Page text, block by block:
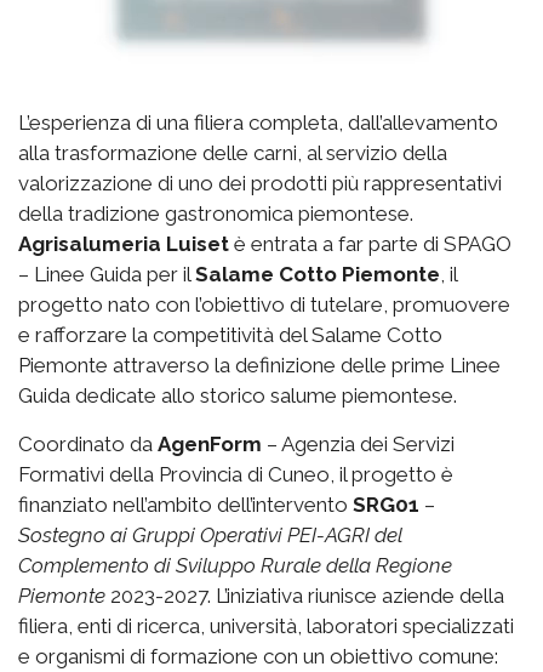
L’esperienza di una filiera completa, dall’allevamento
alla trasformazione delle carni, al servizio della
valorizzazione di uno dei prodotti più rappresentativi
della tradizione gastronomica piemontese.
Agrisalumeria Luiset è entrata a far parte di SPAGO
– Linee Guida per il Salame Cotto Piemonte , il
progetto nato con l’obiettivo di tutelare, promuovere
e rafforzare la competitività del Salame Cotto
Piemonte attraverso la definizione delle prime Linee
Guida dedicate allo storico salume piemontese.
Coordinato da AgenForm – Agenzia dei Servizi
Formativi della Provincia di Cuneo, il progetto è
finanziato nell’ambito dell’intervento SRG01 –
Sostegno ai Gruppi Operativi PEI-AGRI del
Complemento di Sviluppo Rurale della Regione
Piemonte 2023-2027. L’iniziativa riunisce aziende della
filiera, enti di ricerca, università, laboratori specializzati
e organismi di formazione con un obiettivo comune: